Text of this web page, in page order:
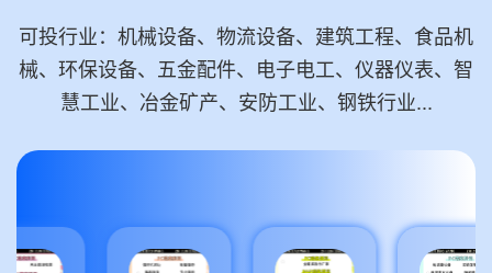
可投行业：机械设备、物流设备、建筑工程、食品机
械、环保设备、五金配件、电子电工、仪器仪表、智
慧工业、冶金矿产、安防工业、钢铁行业...